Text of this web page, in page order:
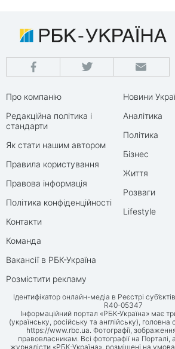
Про компанію
Редакційна політика і
стандарти
Як стати нашим автором
Правила користування
Правова інформація
Політика конфіденційності
Контакти
Команда
Вакансії в РБК-Україна
Розмістити рекламу
Новини
Аналітика
Політика
Бізнес
Життя
Розваги
Lifestyle
Ідентифікатор онлайн-медіа в Реєстрі
R40-05347
Інформаційний портал «РБК-Україна» має
(українську, російську та англійську), головна
https://www.rbc.ua. Фотографії,
правовласникам. Всі фотографії на Порталі,
журналісти «РБК-Україна», розміщені на